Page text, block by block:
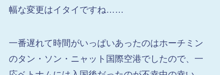
幅な変更はイタイですね……
一番遅れて時間がいっぱいあったのはホーチミン
のタン・ソン・ニャット国際空港でしたので、一